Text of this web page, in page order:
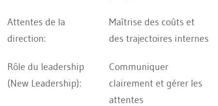
Maîtrise des coûts et
des trajectoires internes
Communiquer
clairement et gérer les
attentes